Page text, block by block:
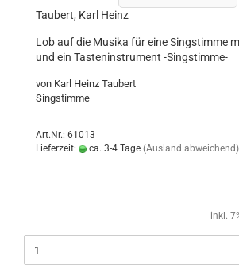
Taubert, Karl Heinz
Lob auf die Musika für eine Singstimme
und ein Tasteninstrument -Singstimme-
von Karl Heinz Taubert
Singstimme
Art.Nr.: 61013
Lieferzeit:
ca. 3-4 Tage (Ausland abweichend)
inkl.